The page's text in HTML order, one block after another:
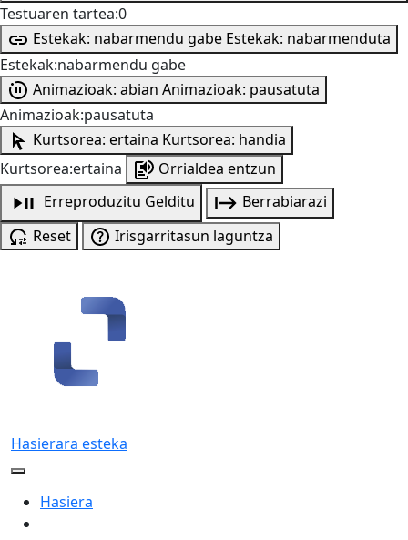
Testuaren tartea:0
Estekak: nabarmendu gabe Estekak: nabarmenduta
Estekak:nabarmendu gabe
Animazioak: abian Animazioak: pausatuta
Animazioak:pausatuta
Kurtsorea: ertaina Kurtsorea: handia
Kurtsorea:ertaina
Orrialdea entzun
Erreproduzitu Gelditu
Berrabiarazi
Reset
Irisgarritasun laguntza
Hasierara esteka
Hasiera